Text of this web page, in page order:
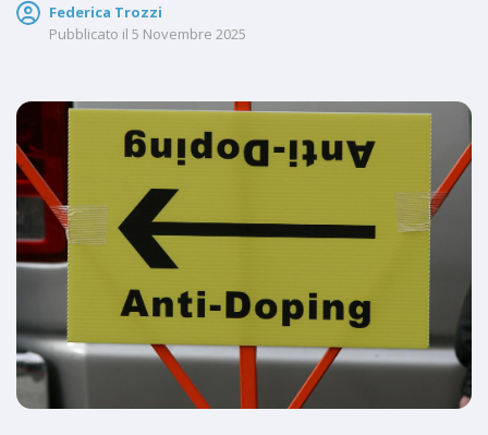
Federica Trozzi
Pubblicato il 5 Novembre 2025